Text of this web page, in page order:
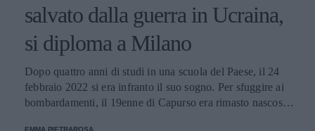
salvato dalla guerra in Ucraina,
si diploma a Milano
Dopo quattro anni di studi in una scuola del Paese, il 24
febbraio 2022 si era infranto il suo sogno. Per sfuggire ai
bombardamenti, il 19enne di Capurso era rimasto nascosto
EMMA PIETRAROSA